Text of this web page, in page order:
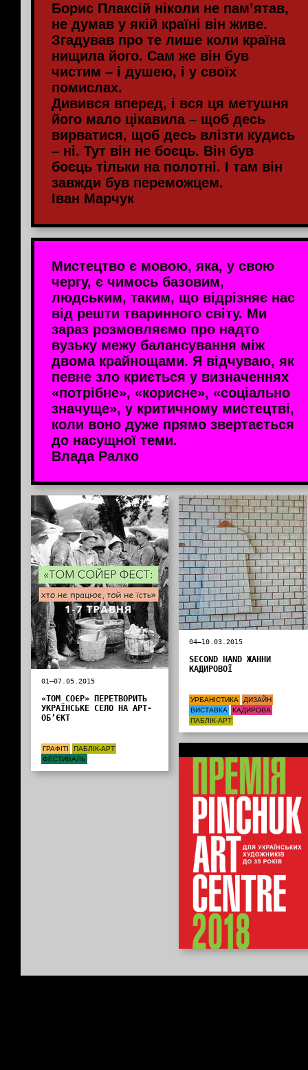
Борис Плаксій ніколи не пам’ятав,
не думав у якій країні він живе.
Згадував про те лише коли країна
нищила його. Сам же він був
чистим – і душею, і у своїх
помислах.
Дивився вперед, і вся ця метушня
його мало цікавила – щоб десь
вирватися, щоб десь влізти кудись
– ні. Тут він не боєць. Він був
боєць тільки на полотні. І там він
завжди був переможцем.
Іван Марчук
Мистецтво є мовою, яка, у свою
чергу, є чимось базовим,
людським, таким, що відрізняє нас
від решти тваринного світу. Ми
зараз розмовляємо про надто
вузьку межу балансування між
двома крайнощами. Я відчуваю, як
певне зло криється у визначеннях
«потрібне», «корисне», «соціально
значуще», у критичному мистецтві,
коли воно дуже прямо звертається
до насущної теми.
Влада Ралко
01—07.05.2015
«ТОМ СОЄР» ПЕРЕТВОРИТЬ
УКРАЇНСЬКЕ СЕЛО НА АРТ-
ОБ’ЄКТ
ГРАФІТІ
ПАБЛІК-АРТ
ФЕСТИВАЛЬ
04—10.03.2015
SECOND HAND ЖАННИ
КАДИРОВОЇ
УРБАНІСТИКА
ДИЗАЙН
ВИСТАВКА
КАДИРОВА
ПАБЛІК-АРТ